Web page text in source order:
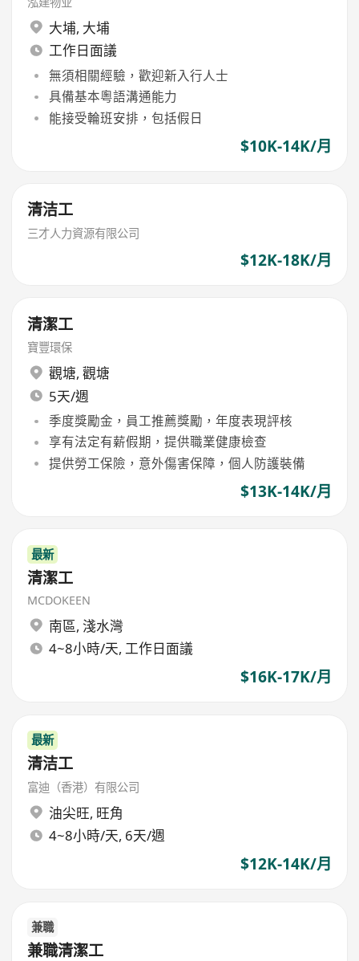
大埔, 大埔
工作日面議
無須相關經驗，歡迎新入行人士
具備基本粵語溝通能力
能接受輪班安排，包括假日
$10K-14K/月
清洁工
三才人力資源有限公司
$12K-18K/月
清潔工
寶豐環保
觀塘, 觀塘
5天/週
季度獎勵金，員工推薦獎勵，年度表現評核
享有法定有薪假期，提供職業健康檢查
提供勞工保險，意外傷害保障，個人防護裝備
$13K-14K/月
最新
清潔工
MCDOKEEN
南區, 淺水灣
4~8小時/天, 工作日面議
$16K-17K/月
最新
清洁工
富迪（香港）有限公司
油尖旺, 旺角
4~8小時/天, 6天/週
$12K-14K/月
兼職
兼職清潔工